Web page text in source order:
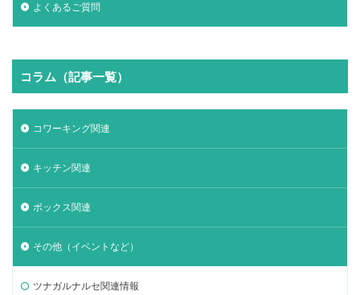
よくあるご質問
コラム（記事一覧）
コワーキング関連
キッチン関連
ボックス関連
その他（イベントなど）
ツナガルナルセ関連情報